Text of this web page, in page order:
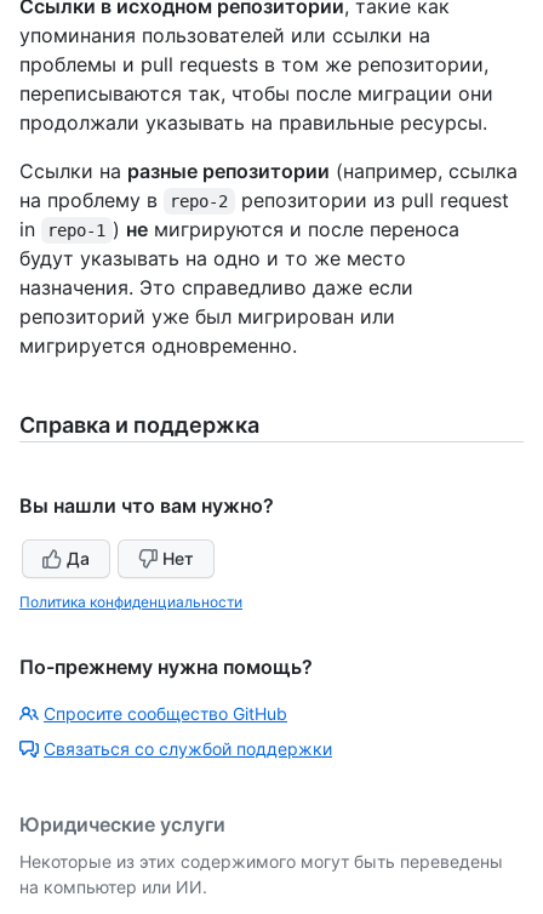
Ссылки в исходном репозитории, такие как
упоминания пользователей или ссылки на
проблемы и pull requests в том же репозитории,
переписываются так, чтобы после миграции они
продолжали указывать на правильные ресурсы.
Ссылки на разные репозитории (например, ссылка
на проблему в
repo-2
репозитории из pull request
in
repo-1 ) немигрируются и после переноса
будут указывать на одно и то же место
назначения. Это справедливо даже если
репозиторий уже был мигрирован или
мигрируется одновременно.
Справка и поддержка
Вы нашли что вам нужно?
Да Нет
Политика конфиденциальности
По-прежнему нужна помощь?
Спросите сообщество GitHub
Связаться со службой поддержки
Юридические услуги
Некоторые из этих содержимого могут быть переведены
на компьютер или ИИ.